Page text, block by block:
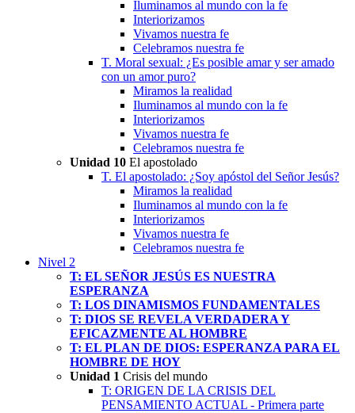
Iluminamos al mundo con la fe
Interiorizamos
Vivamos nuestra fe
Celebramos nuestra fe
T. Moral sexual: ¿Es posible amar y ser amado
con un amor puro?
Miramos la realidad
Iluminamos al mundo con la fe
Interiorizamos
Vivamos nuestra fe
Celebramos nuestra fe
Unidad 10 El apostolado
T. El apostolado: ¿Soy apóstol del Señor Jesús?
Miramos la realidad
Iluminamos al mundo con la fe
Interiorizamos
Vivamos nuestra fe
Celebramos nuestra fe
Nivel 2
T: EL SEÑOR JESÚS ES NUESTRA
ESPERANZA
T: LOS DINAMISMOS FUNDAMENTALES
T: DIOS SE REVELA VERDADERA Y
EFICAZMENTE AL HOMBRE
T: EL PLAN DE DIOS: ESPERANZA PARA EL
HOMBRE DE HOY
Unidad 1 Crisis del mundo
T: ORIGEN DE LA CRISIS DEL
PENSAMIENTO ACTUAL - Primera parte